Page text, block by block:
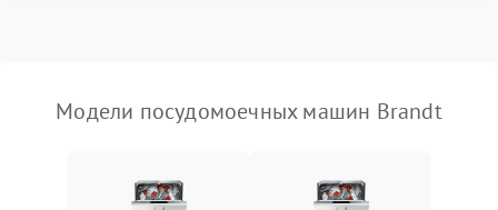
Модели посудомоечных машин Brandt